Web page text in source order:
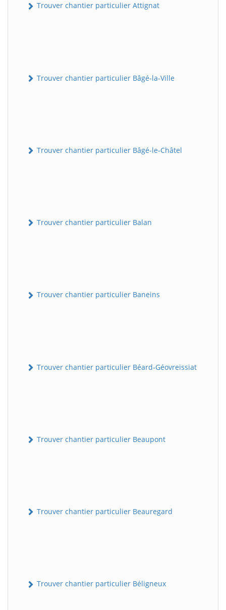
Trouver chantier particulier Attignat
Trouver chantier particulier Bâgé-la-Ville
Trouver chantier particulier Bâgé-le-Châtel
Trouver chantier particulier Balan
Trouver chantier particulier Baneins
Trouver chantier particulier Béard-Géovreissiat
Trouver chantier particulier Beaupont
Trouver chantier particulier Beauregard
Trouver chantier particulier Béligneux